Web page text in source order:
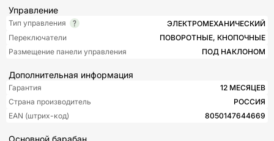
Управление
Тип управления
ЭЛЕКТРОМЕХАНИЧЕСКИЙ
Переключатели
ПОВОРОТНЫЕ, КНОПОЧНЫЕ
Размещение панели управления
ПОД НАКЛОНОМ
Дополнительная информация
Гарантия
12 МЕСЯЦЕВ
Страна производитель
РОССИЯ
EAN (штрих-код)
8050147644669